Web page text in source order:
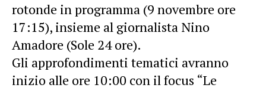
rotonde in programma (9 novembre ore
17:15), insieme al giornalista Nino
Amadore (Sole 24 ore).
Gli approfondimenti tematici avranno
inizio alle ore 10:00 con il focus “Le